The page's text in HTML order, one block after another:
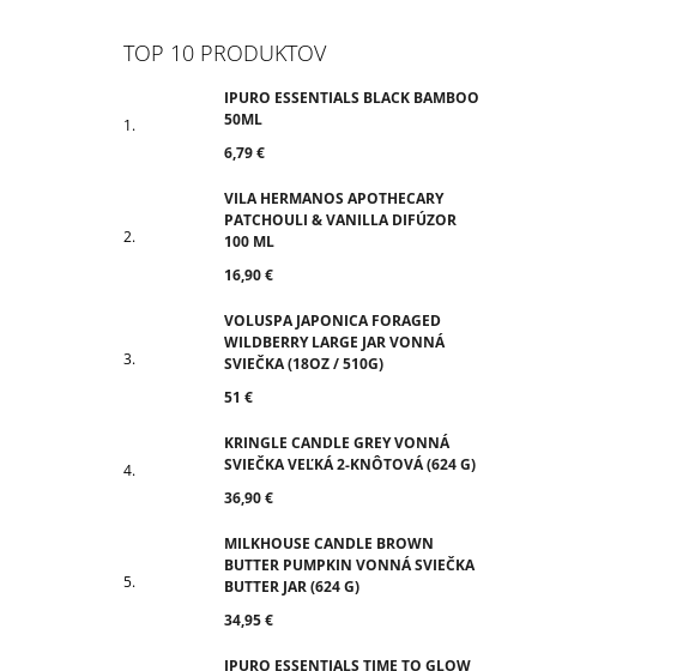
TOP 10 PRODUKTOV
IPURO ESSENTIALS BLACK BAMBOO
50ML
6,79 €
VILA HERMANOS APOTHECARY
PATCHOULI & VANILLA DIFÚZOR
100 ML
16,90 €
VOLUSPA JAPONICA FORAGED
WILDBERRY LARGE JAR VONNÁ
SVIEČKA (18OZ / 510G)
51 €
KRINGLE CANDLE GREY VONNÁ
SVIEČKA VEĽKÁ 2-KNÔTOVÁ (624 G)
36,90 €
MILKHOUSE CANDLE BROWN
BUTTER PUMPKIN VONNÁ SVIEČKA
BUTTER JAR (624 G)
34,95 €
IPURO ESSENTIALS TIME TO GLOW